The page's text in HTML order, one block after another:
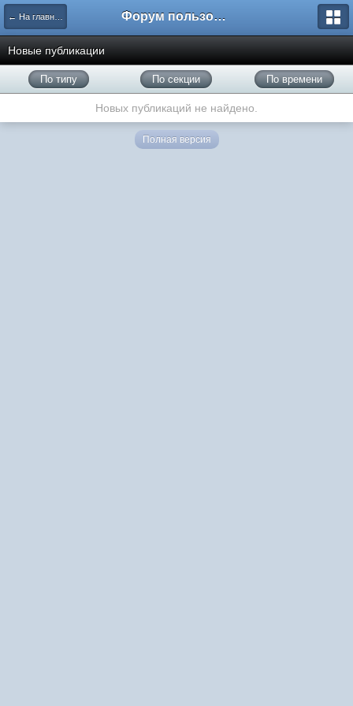
← На главную Форум пользователей ООО "Климовская сеть"
Новые публикации
По типу По секции По времени
Новых публикаций не найдено.
Полная версия